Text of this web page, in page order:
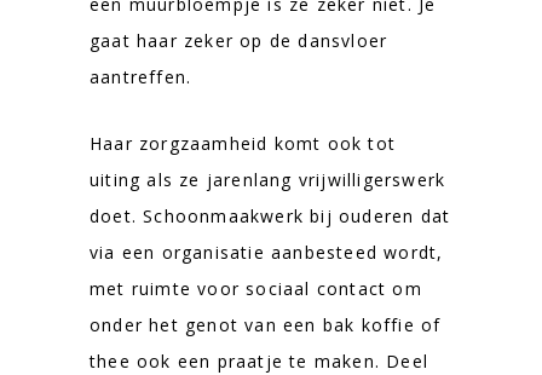
gaat haar zeker op de dansvloer
aantreffen.
Haar zorgzaamheid komt ook tot
uiting als ze jarenlang vrijwilligerswerk
doet. Schoonmaakwerk bij ouderen dat
via een organisatie aanbesteed wordt,
met ruimte voor sociaal contact om
onder het genot van een bak koffie of
thee ook een praatje te maken. Deel